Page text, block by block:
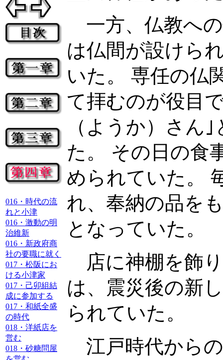
016・時代の流
れと小津
016・激動の明
治維新
016・新政府商
社の要職に就く
017・松阪にお
ける小津家
017・己卯組結
成に参加する
017・和紙全盛
の時代
018・洋紙店を
営む
018・砂糖問屋
一方、仏教へ
は仏間が設けら
いた。 専任の仏
て拝むのが役目
（ようか）さん
た。 その日の食
められていた。
れ、奉納の品を
となっていた。
店に神棚を飾
は、震災後の新
られていた。
江戸時代から